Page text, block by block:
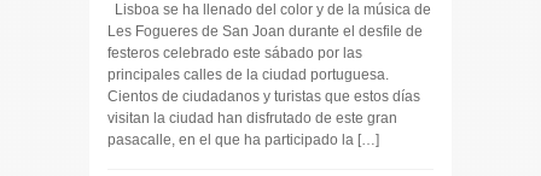
Lisboa se ha llenado del color y de la música de
Les Fogueres de San Joan durante el desfile de
festeros celebrado este sábado por las
principales calles de la ciudad portuguesa.
Cientos de ciudadanos y turistas que estos días
visitan la ciudad han disfrutado de este gran
pasacalle, en el que ha participado la […]